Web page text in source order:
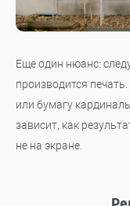
Еще один нюанс:
производится
или бумагу
зависит, как
не на экране.